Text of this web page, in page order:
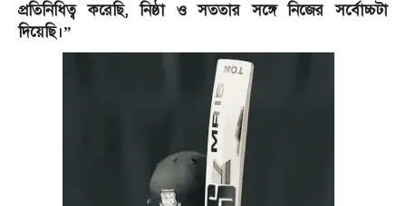
প্রতিনিধিত্ব করেছি, নিষ্ঠা ও সততার সঙ্গে নিজের সর্বোচ্চটা
দিয়েছি।”